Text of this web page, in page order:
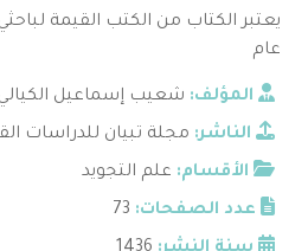
يعتبر الكتاب من الكتب القيمة
عام
المؤلف: شعيب إسماعيل
الناشر: مجلة تبيان للدراسات
الأقسام: علم التجويد
عدد الصفحات: 73